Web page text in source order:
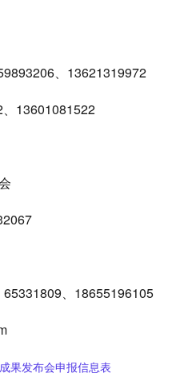
、13621319972
13601081522
、18655196105
果发布会申报信息表